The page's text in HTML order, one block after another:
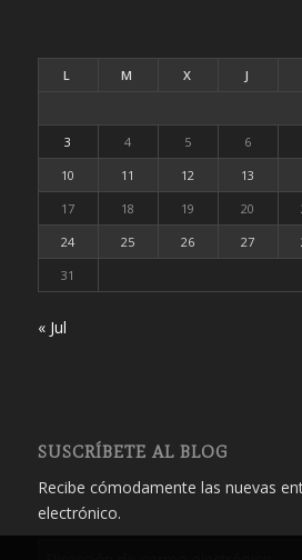
L M X J
3
4 5 6
10
11 12 13
17
18 19 20
24
25 26 27
31
« Jul
SUSCRÍBETE AL BLOG
Recibe cómodamente las nuevas
electrónico.